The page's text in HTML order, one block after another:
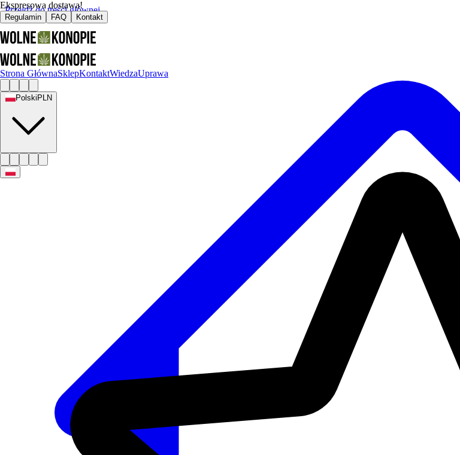
Przejdź do treści głównej
Ekspresowa dostawa!
Regulamin FAQ Kontakt
Strona GłównaSklepKontaktWiedzaUprawa
Polski PLN